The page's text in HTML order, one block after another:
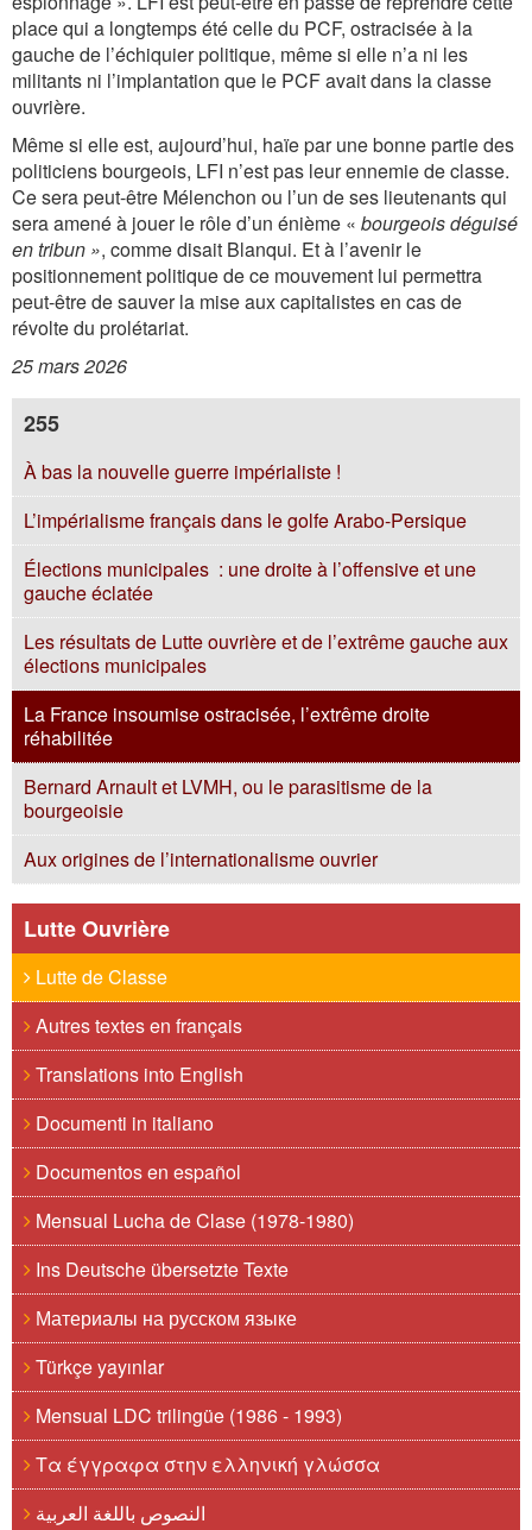
place qui a longtemps été celle du PCF, ostracisée à la
gauche de l’échiquier politique, même si elle n’a ni les
militants ni l’implantation que le PCF avait dans la classe
ouvrière.
Même si elle est, aujourd’hui, haïe par une bonne partie des
politiciens bourgeois, LFI n’est pas leur ennemie de classe.
Ce sera peut-être Mélenchon ou l’un de ses lieutenants qui
sera amené à jouer le rôle d’un énième « bourgeois déguisé
en tribun », comme disait Blanqui. Et à l’avenir le
positionnement politique de ce mouvement lui permettra
peut-être de sauver la mise aux capitalistes en cas de
révolte du prolétariat.
25 mars 2026
255
À bas la nouvelle guerre impérialiste !
L’impérialisme français dans le golfe Arabo-Persique
Élections municipales : une droite à l’offensive et une
gauche éclatée
Les résultats de Lutte ouvrière et de l’extrême gauche aux
élections municipales
La France insoumise ostracisée, l’extrême droite
réhabilitée
Bernard Arnault et LVMH, ou le parasitisme de la
bourgeoisie
Aux origines de l’internationalisme ouvrier
Lutte Ouvrière
Lutte de Classe
Autres textes en français
Translations into English
Documenti in italiano
Documentos en español
Mensual Lucha de Clase (1978-1980)
Ins Deutsche übersetzte Texte
Материалы на русском языке
Türkçe yayınlar
Mensual LDC trilingüe (1986 - 1993)
Τα έγγραφα στην ελληνική γλώσσα
النصوص باللغة العربية